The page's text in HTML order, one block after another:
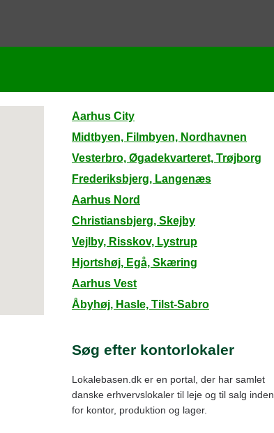
Aarhus City
Midtbyen, Filmbyen, Nordhavnen
Vesterbro, Øgadekvarteret, Trøjborg
Frederiksbjerg, Langenæs
Aarhus Nord
Christiansbjerg, Skejby
Vejlby, Risskov, Lystrup
Hjortshøj, Egå, Skæring
Aarhus Vest
Åbyhøj, Hasle, Tilst-Sabro
Aarhus Syd
Viby, Stavtrup,Tranbjerg
Grenå, Ebeltoft, Djursland
Søg efter kontorlokaler
Lokalebasen.dk er en portal, der har samlet
danske erhvervslokaler til leje og til salg inden
for kontor, produktion og lager.